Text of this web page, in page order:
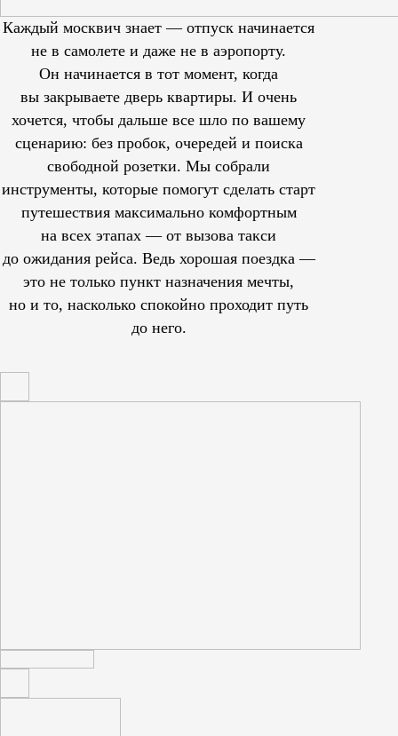
Каждый москвич знает — отпуск начинается
не в самолете и даже не в аэропорту.
Он начинается в тот момент, когда
вы закрываете дверь квартиры. И очень
хочется, чтобы дальше все шло по вашему
сценарию: без пробок, очередей и поиска
свободной розетки. Мы собрали
инструменты, которые помогут сделать старт
путешествия максимально комфортным
на всех этапах — от вызова такси
до ожидания рейса. Ведь хорошая поездка —
это не только пункт назначения мечты,
но и то, насколько спокойно проходит путь
до него.